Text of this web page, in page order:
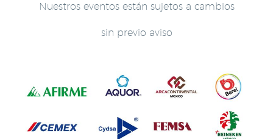
Nuestros eventos están sujetos a cambios
sin previo aviso